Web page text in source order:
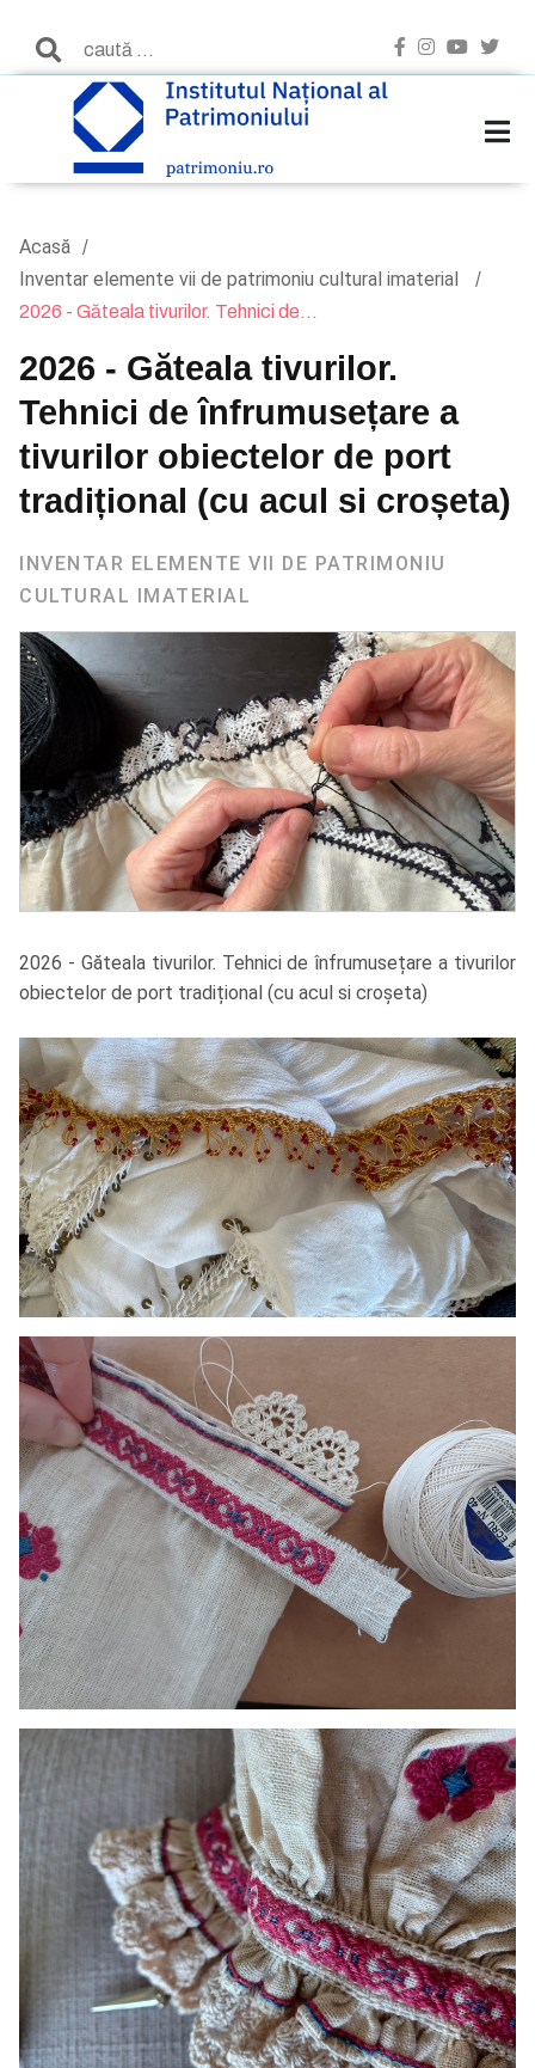
Acasă
Inventar elemente vii de patrimoniu cultural imaterial
2026 - Găteala tivurilor. Tehnici de...
2026 - Găteala tivurilor.
Tehnici de înfrumusețare a
tivurilor obiectelor de port
tradițional (cu acul si croșeta)
INVENTAR ELEMENTE VII DE PATRIMONIU
CULTURAL IMATERIAL
2026 - Găteala tivurilor. Tehnici de înfrumusețare a tivurilor
obiectelor de port tradițional (cu acul si croșeta)